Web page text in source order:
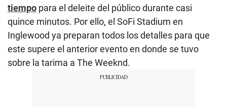
tiempo para el deleite del público durante casi
quince minutos. Por ello, el SoFi Stadium en
Inglewood ya preparan todos los detalles para que
este supere el anterior evento en donde se tuvo
sobre la tarima a The Weeknd.